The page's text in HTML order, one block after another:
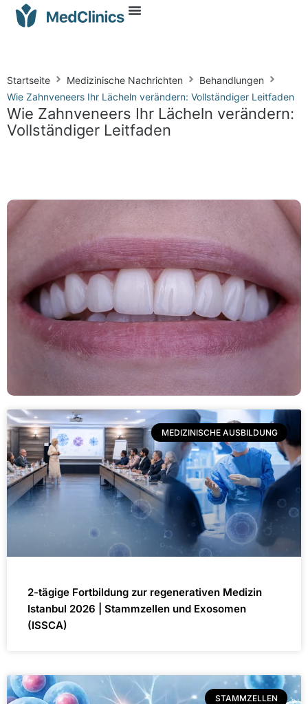
Wie Zahnveneers Ihr Lächeln verändern:
Vollständiger Leitfaden
Startseite Medizinische Nachrichten
Behandlungen
Wie Zahnveneers Ihr Lächeln verändern: Vollständiger Leitfaden
MEDIZINISCHE AUSBILDUNG
2-tägige Fortbildung zur regenerativen Medizin
Istanbul 2026 | Stammzellen und Exosomen
(ISSCA)
STAMMZELLEN